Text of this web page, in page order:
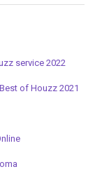
service 2022
of Houzz 2021